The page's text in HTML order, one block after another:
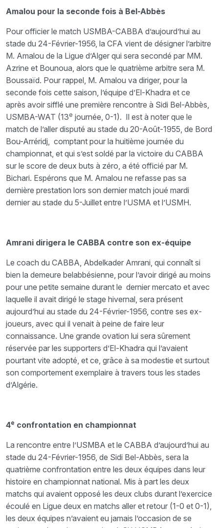
Amalou pour la seconde fois à Bel-Abbès
Pour officier le match USMBA-CABBA d’aujourd’hui au
stade du 24-Février-1956, la CFA vient de désigner l’arbitre
M. Amalou de la Ligue d’Alger qui sera secondé par MM.
Azrine et Bounoua, alors que le quatrième arbitre sera M.
Boussaïd. Pour rappel, M. Amalou va diriger, pour la
seconde fois cette saison, l’équipe d’El-Khadra et ce
après avoir sifflé une première rencontre à Sidi Bel-Abbès,
USMBA-WAT (13e journée, 0-1). Il est à noter que le
match de l’aller disputé au stade du 20-Août-1955, de Bord
Bou-Arréridj, comptant pour la huitième journée du
championnat, et qui s’est soldé par la victoire du CABBA
sur le score de deux buts à zéro, a été officié par M.
Bichari. Espérons que M. Amalou ne refasse pas sa
dernière prestation lors son dernier match joué mardi
dernier au stade du 5-Juillet entre l’USMA et l’USMH.
Amrani dirigera le CABBA contre son ex-équipe
Le coach du CABBA, Abdelkader Amrani, qui connaît si
bien la demeure belabbésienne, pour l’avoir dirigé au moins
pour une petite semaine durant le dernier mercato et avec
laquelle il avait dirigé le stage hivernal, sera présent
aujourd’hui au stade du 24-Février-1956, contre ses ex-
joueurs, avec qui il venait à peine de faire leur
connaissance. Une grande ovation lui sera sûrement
réservée par les supporters d’El-Khadra qui l’avaient
pourtant vite adopté, et ce, grâce à sa modestie et surtout
son comportement exemplaire à travers tous les stades
d’Algérie.
4e confrontation en championnat
La rencontre entre l’USMBA et le CABBA d’aujourd’hui au
stade du 24-Février-1956, de Sidi Bel-Abbès, sera la
quatrième confrontation entre les deux équipes dans leur
histoire en championnat national. Mis à part les deux
matchs qui avaient opposé les deux clubs durant l’exercice
écoulé en Ligue deux en matchs aller et retour (1-0 et 0-1),
les deux équipes n’avaient eu jamais l’occasion de se